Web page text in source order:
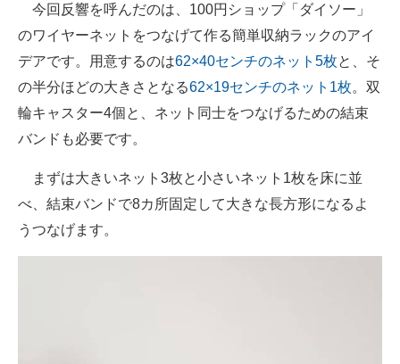
今回反響を呼んだのは、100円ショップ「ダイソー」
のワイヤーネットをつなげて作る簡単収納ラックのアイ
デアです。用意するのは62×40センチのネット5枚と、そ
の半分ほどの大きさとなる62×19センチのネット1枚。双
輪キャスター4個と、ネット同士をつなげるための結束
バンドも必要です。
まずは大きいネット3枚と小さいネット1枚を床に並
べ、結束バンドで8カ所固定して大きな長方形になるよ
うつなげます。